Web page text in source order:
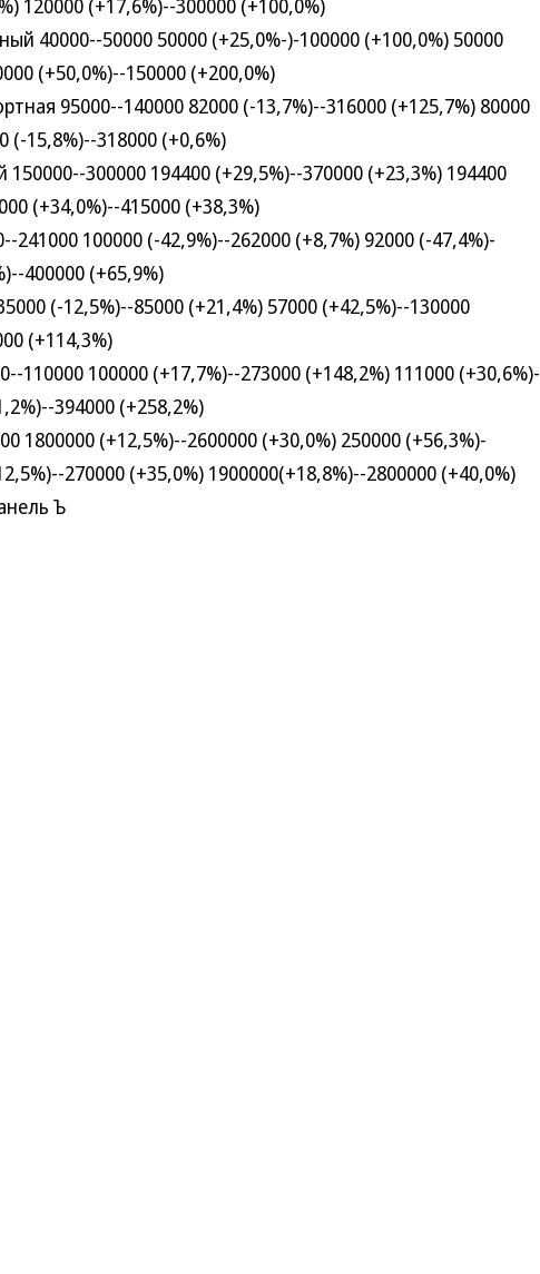
120000 (+17,6%)--300000 (+100,0%)
40000--50000 50000 (+25,0%-)-100000 (+100,0%) 50000
(+50,0%)--150000 (+200,0%)
95000--140000 82000 (-13,7%)--316000 (+125,7%) 80000
(-15,8%)--318000 (+0,6%)
300000 194400 (+29,5%)--370000 (+23,3%) 194400
(+34,0%)--415000 (+38,3%)
100000 (-42,9%)--262000 (+8,7%) 92000 (-47,4%)-
400000 (+65,9%)
(-12,5%)--85000 (+21,4%) 57000 (+42,5%)--130000
(+114,3%)
100000 (+17,7%)--273000 (+148,2%) 111000 (+30,6%)-
394000 (+258,2%)
1800000 (+12,5%)--2600000 (+30,0%) 250000 (+56,3%)-
270000 (+35,0%) 1900000(+18,8%)--2800000 (+40,0%)
Ъ